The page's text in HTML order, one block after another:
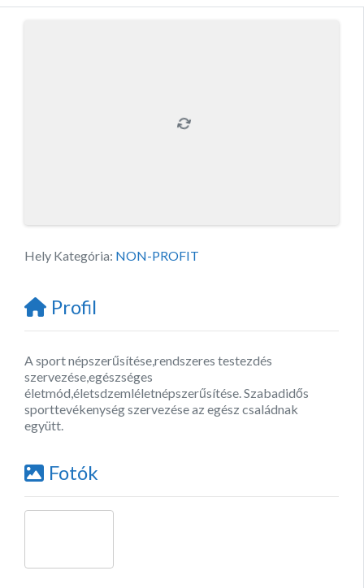
Hely Kategória: NON-PROFIT
Profil
A sport népszerűsítése,rendszeres testezdés
szervezése,egészséges
életmód,életsdzemléletnépszerűsítése. Szabadidős
sporttevékenység szervezése az egész családnak
együtt.
Fotók